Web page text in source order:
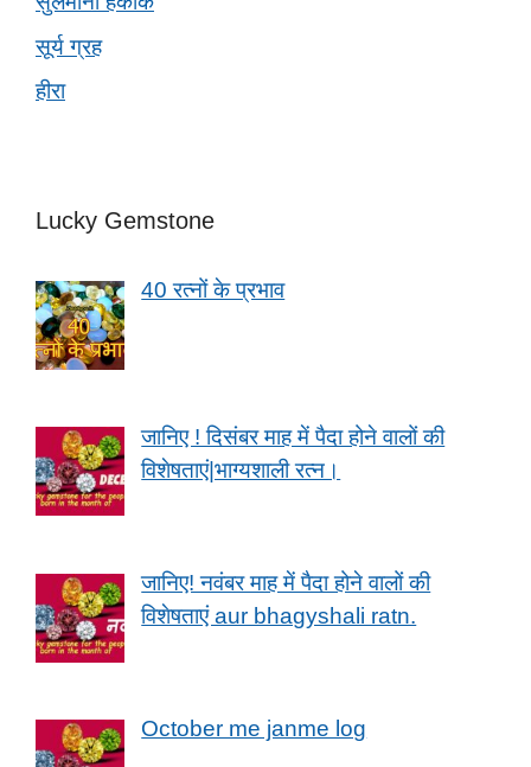
सूर्य ग्रह
हीरा
Lucky Gemstone
40 रत्नों के प्रभाव
जानिए ! दिसंबर माह में पैदा होने वालों की
विशेषताएं|भाग्यशाली रत्न।
जानिए! नवंबर माह में पैदा होने वालों की
विशेषताएं aur bhagyshali ratn.
October me janme log